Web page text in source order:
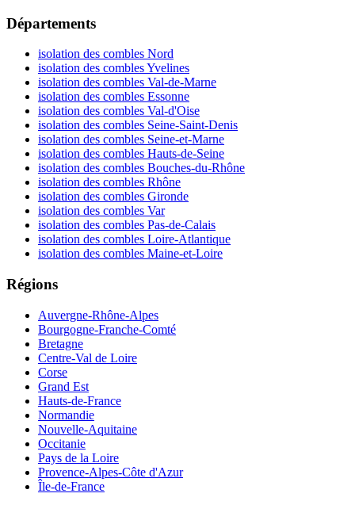
Départements
isolation des combles Nord
isolation des combles Yvelines
isolation des combles Val-de-Marne
isolation des combles Essonne
isolation des combles Val-d'Oise
isolation des combles Seine-Saint-Denis
isolation des combles Seine-et-Marne
isolation des combles Hauts-de-Seine
isolation des combles Bouches-du-Rhône
isolation des combles Rhône
isolation des combles Gironde
isolation des combles Var
isolation des combles Pas-de-Calais
isolation des combles Loire-Atlantique
isolation des combles Maine-et-Loire
Régions
Auvergne-Rhône-Alpes
Bourgogne-Franche-Comté
Bretagne
Centre-Val de Loire
Corse
Grand Est
Hauts-de-France
Normandie
Nouvelle-Aquitaine
Occitanie
Pays de la Loire
Provence-Alpes-Côte d'Azur
Île-de-France